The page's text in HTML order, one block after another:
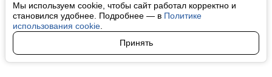
Мы используем cookie, чтобы сайт работал корректно и
становился удобнее. Подробнее — в Политике
использования cookie
Принять